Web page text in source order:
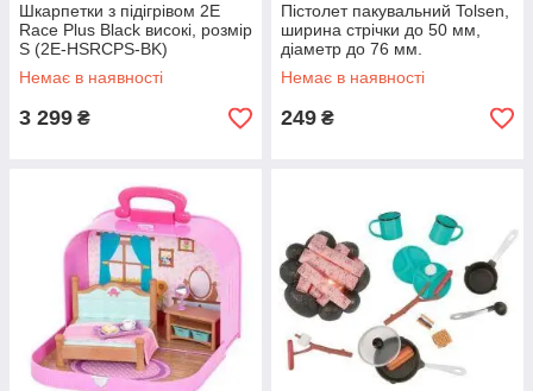
Шкарпетки з підігрівом 2E
Race Plus Black високі, розмір
S (2E-HSRCPS-BK)
Немає в наявності
3 299 ₴
Пістолет пакувальний Tolsen,
ширина стрічки до 50 мм,
діаметр до 76 мм.
Немає в наявності
249 ₴